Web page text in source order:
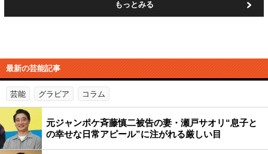
もっとみる
最新の芸能記事
芸能 グラビア コラム
元ジャンポケ斉藤慎二被告の妻・瀬戸サオリ“息子と
の幸せな日常アピール”に注がれる厳しい目